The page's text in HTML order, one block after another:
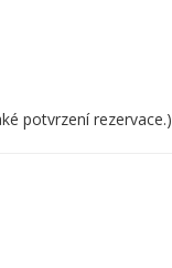
potvrzení rezervace.)